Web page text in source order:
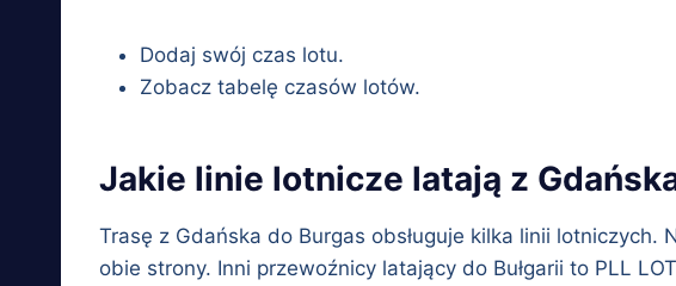
Dodaj swój czas lotu.
Zobacz tabelę czasów lotów.
Jakie linie lotnicze latają z
Trasę z Gdańska do Burgas obsługuje kilka linii
obie strony. Inni przewoźnicy latający do Bułgarii to PLL